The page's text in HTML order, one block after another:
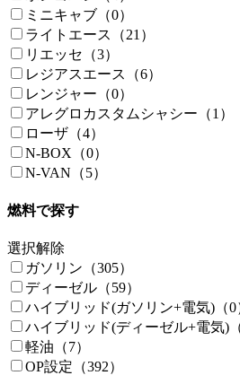
ミニキャブ（0）
ライトエース（21）
リエッセ（3）
レジアスエース（6）
レンジャー（0）
アレグロカスタムシャシー（1）
ローザ（4）
N-BOX（0）
N-VAN（5）
燃料で探す
選択解除
ガソリン（305）
ディーゼル（59）
ハイブリッド(ガソリン+電気)（0
ハイブリッド(ディーゼル+電気)（
軽油（7）
OP設定（392）